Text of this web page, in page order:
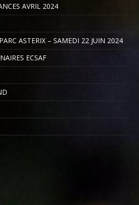
AVRIL 2024
ASTERIX – SAMEDI 22 JUIN 2024
ECSAF